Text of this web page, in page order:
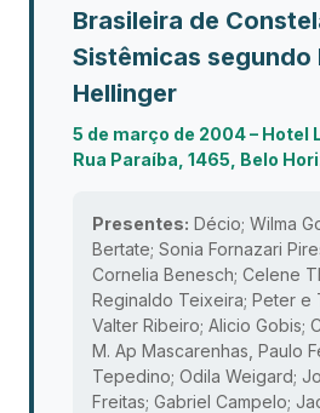
Brasileira de
Sistêmicas segundo
Hellinger
5 de março de 2004 – Hotel
Rua Paraíba, 1465, Belo
Presentes: Décio; Wilma
Bertate; Sonia Fornazari
Cornelia Benesch; Celene
Reginaldo Teixeira; Peter e
Valter Ribeiro; Alicio Gobis;
M. Ap Mascarenhas, Paulo
Tepedino; Odila Weigard;
Freitas; Gabriel Campelo;